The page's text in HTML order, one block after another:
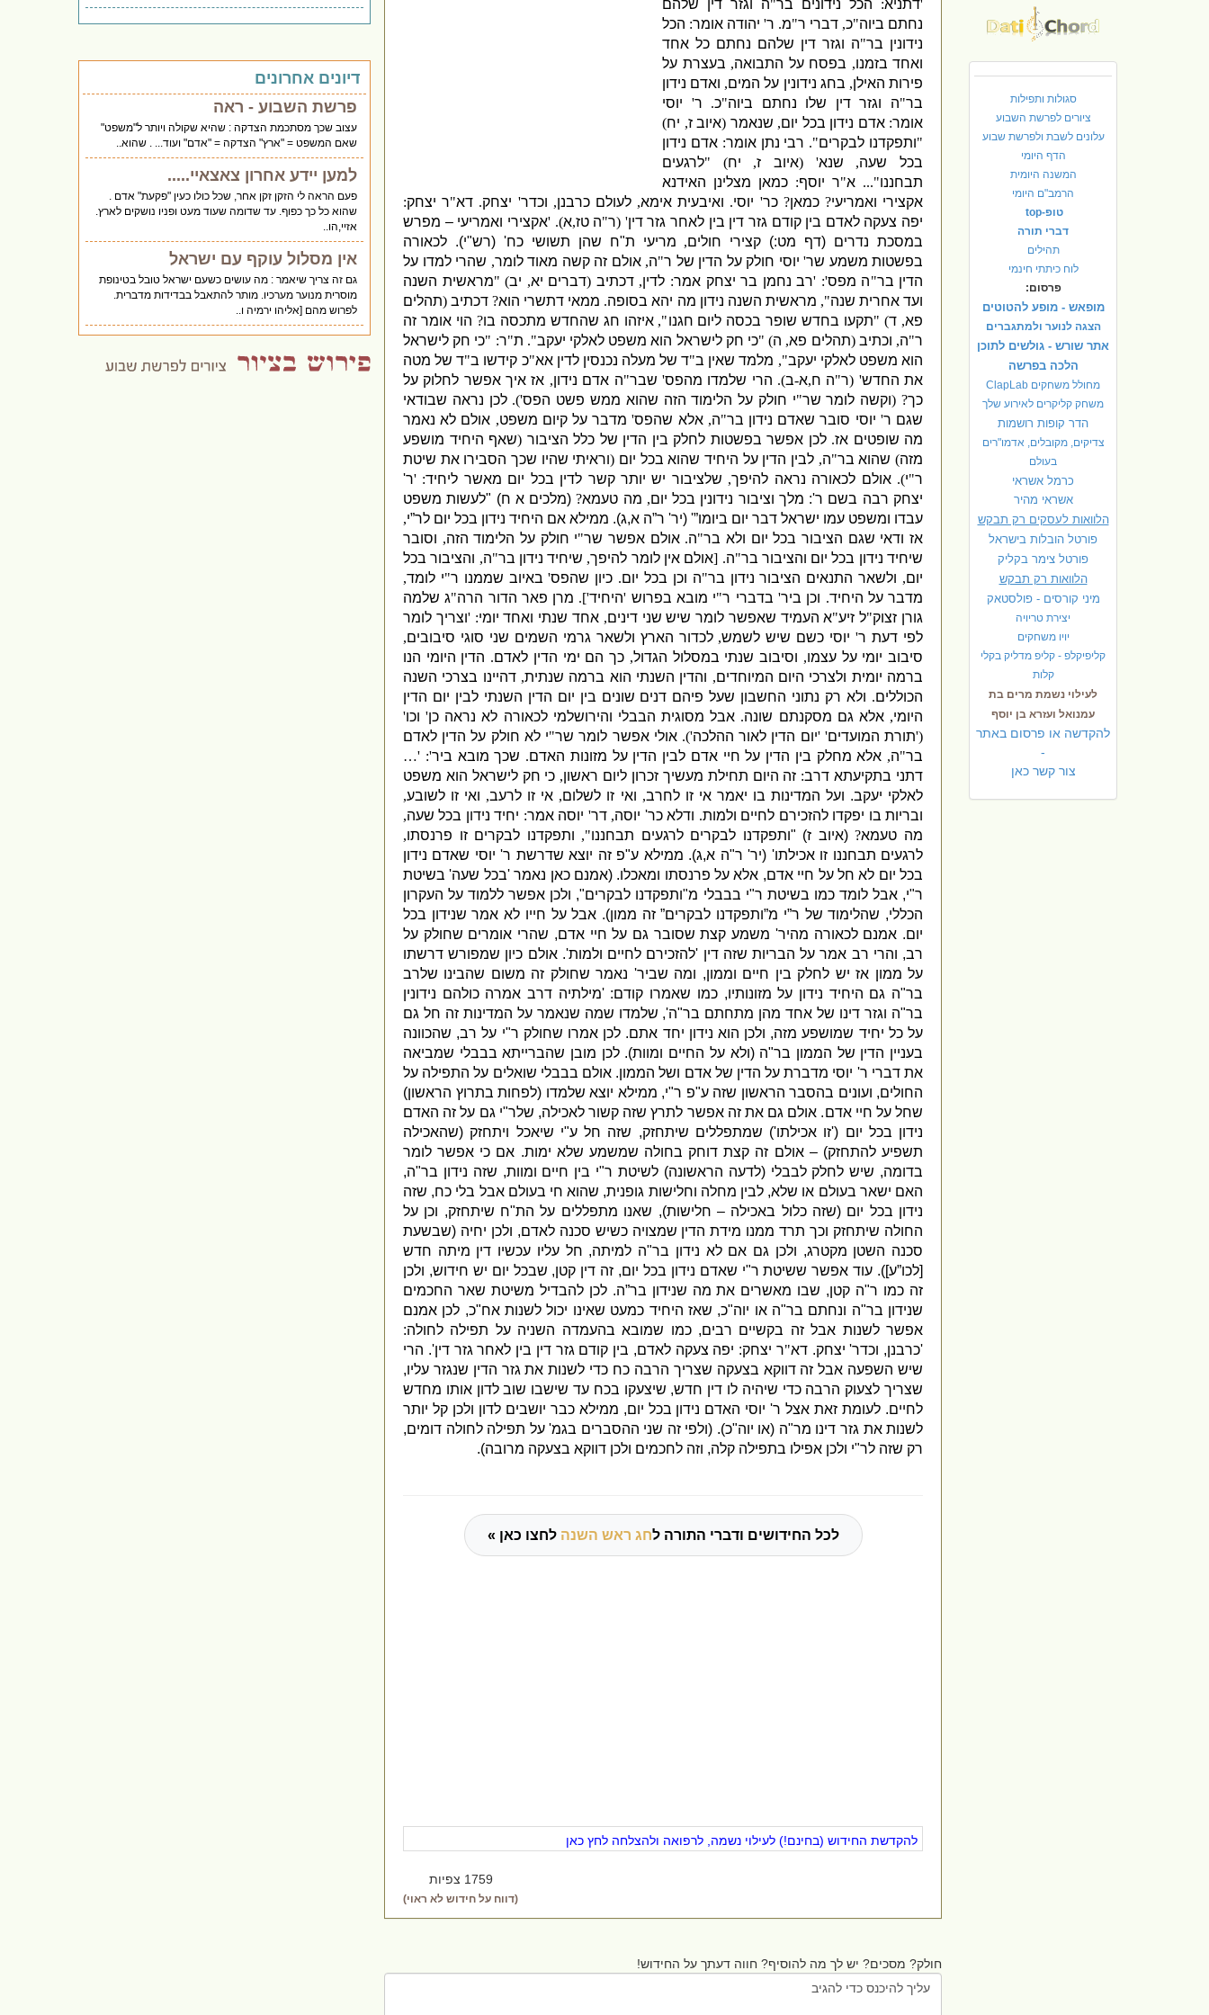
סגולות ותפילות
ציורים לפרשת השבוע
עלונים לשבת ולפרשת שבוע
הדף היומי
המשנה היומית
הרמב"ם היומי
טופ-top
דברי תורה
תהילים
לוח כיתתי חינמי
פרסום:
מופאש - מופע להטוטים
הצגה לנוער ולמתגברים
אתר שורש - גולשים לתוכן
הלכה בפרשה
מחולל משחקים ClapLab
משחק קליקרים לאירוע שלך
הדר קופות רושמות
צדיקים, מקובלים, אדמו"רים
בעולם
כרמל אשראי
אשראי מהיר
הלוואות לעסקים רק תבקש
פורטל הובלות בישראל
פורטל צימר בקליק
הלוואות רק תבקש
מיני קורסים - פולסטאק
יצירת טריויה
יויו משחקים
קליפיקלפ - קליפ מדליק בקלי
קלות
לעילוי נשמת מרים בת
עמנואל ועזרא בן יוסף
להקדשה או פרסום באתר
-
צור קשר כאן
'דתניא: הכל נידונים בר"ה וגזר דין שלהם
נחתם ביוה"כ, דברי ר"מ. ר' יהודה אומר: הכל
נידונין בר"ה וגזר דין שלהם נחתם כל אחד
ואחד בזמנו, בפסח על התבואה, בעצרת על
פירות האילן, בחג נידונין על המים, ואדם נידון
בר"ה וגזר דין שלו נחתם ביוה"כ. ר'
יוסי
אומר:אדם נידון בכל יום, שנאמר (איוב ז, יח)
"ותפקדנו לבקרים". רבי נתן אומר:אדם נידון
בכל שעה, שנא' (איוב ז, יח) "לרגעים
תבחננו"... א"ר יוסף: כמאן מצלינן האידנא
אקצירי ואמריעי?כמאן?כר' יוסי. ואיבעית אימא,לעולם כרבנן, וכדר' יצחק. דא"ר יצחק:
יפה צעקה לאדם בין קודם גזר דין בין לאחר גזר דין' (ר"ה טז,א). 'אקצירי ואמריעי – מפרש
במסכת נדרים (דף מט:
) קצירי חולים, מריעי ת"ח שהן תשושי כח' (רש"י). לכאורה
בפשטות משמע שר' יוסי חולק על הדין של ר"ה,אולם זה קשה מאוד לומר, שהרי למדו על
הדין בר"ה מפס': 'רב נחמן בר יצחק אמר: לדין,דכתיב (דברים יא, יב) "מראשית השנה
ועד אחרית שנה", מראשית השנה נידון מה יהא בסופה. ממאי דתשרי הוא? דכתיב (תהלים
פא, ד) "תקעו בחדש שופר בכסה ליום חגנו",איזהו חג שהחדש מתכסה בו? הוי אומר זה
ר"ה, וכתיב(תהלים פא, ה) "כי חק לישראל הוא משפט לאלקי יעקב". ת"ר: "כי חק לישראל
הוא משפט לאלקי יעקב", מלמד שאין ב"ד של מעלה נכנסין לדין אא"כ קידשו ב"ד של מטה
את החדש' (ר"ה ח,א-ב). הרי שלמדו מהפס' שבר"ה אדם נידון, אז איך אפשר לחלוק על
כך? (וקשה לומר שר"י חולק על הלימוד הזה שהוא ממש פשט הפס').לכן נראה שבודאי
שגם ר' יוסי סובר שאדם נידון בר"ה,אלא שהפס' מדבר על קיום משפט, אולם לא נאמר
מה שופטים אז.לכן אפשר בפשטות לחלק בין הדין של כלל הציבור (שאף היחיד מושפע
מזה) שהוא בר"ה, לבין הדין על היחיד שהוא בכל יום (וראיתי שהיו שכך הסבירו את שיטת
ר"י).אולם לכאורה נראה להיפך, שלציבור יש יותר קשר לדין בכל יום מאשר ליחיד: 'ר'
יצחק רבה בשם ר': מלך וציבור נידונין בכל יום, מה טעמא?
(מלכים א ח) "לעשות משפט
עבדו ומשפט עמו ישראל דבר יום ביומו”' (יר' ר”ה א,ג)
. ממילא אם היחיד נידון בכל יום לר”י,
אז ודאי שגם הציבור בכל יום ולא בר"ה.אולם אפשר שר"י חולק על הלימוד הזה, וסובר
שיחיד נידון בכל יום והציבור בר"ה. [אולם אין לומר להיפך, שיחיד נידון בר"ה, והציבור בכל
יום, ולשאר התנאים הציבור נידון בר"ה וכן בכל יום. כיון שהפס' באיוב שממנו ר"י לומד,
מדבר על היחיד. וכן ביר' בדברי ר"י מובא בפרוש 'היחיד']. מרן פאר הדור הרה"ג שלמה
גורן זצוק"ל זיע"א העמיד שאפשר לומר שיש שני דינים,אחד שנתי ואחד יומי: 'וצריך לומר
לפי דעת ר' יוסי כשם שיש לשמש,לכדור הארץ ולשאר גרמי השמים שני סוגי סיבובים,
סיבוב יומי על עצמו, וסיבוב שנתי במסלול הגדול, כך הם ימי הדין לאדם. הדין היומי הנו
ברמה יומית ולצרכי היום המיוחדים, והדין השנתי הוא ברמה שנתית,דהיינו בצרכי השנה
הכוללים. ולא רק נתוני החשבון שעל פיהם דנים שונים בין יום הדין השנתי לבין יום הדין
היומי,אלא גם מסקנתם שונה. אבל מסוגית הבבלי והירושלמי לכאורה לא נראה כן' וכו'
('תורת המועדים' 'יום הדין לאור ההלכה').אולי אפשר לומר שר"י לא חולק על הדין לאדם
בר"ה, אלא מחלק בין הדין על חיי אדם לבין הדין על מזונות האדם. שכך מובא ביר': '…
דתני בתקיעתא דרב: זה היום תחילת מעשיך זכרון ליום ראשון, כי חק לישראל הוא משפט
לאלקי יעקב. ועל המדינות בו יאמר אי זו לחרב, ואי זו לשלום, אי זו לרעב, ואי זו לשובע,
ובריות בו יפקדו להזכירם לחיים ולמות. ודלא כר' יוסה,דר' יוסה אמר: יחיד נידון בכל שעה,
מה טעמא?
(איוב ז) "ותפקדנו לבקרים לרגעים תבחננו", ותפקדנו לבקרים זו פרנסתו,
לרגעים תבחננו זו אכילתו' (יר' ר"ה א,ג). ממילא ע"פ זה יוצא שדרשת ר' יוסי שאדם נידון
בכל יום לא חל על חיי אדם, אלא על פרנסתו ומאכלו. (אמנם כאן נאמר'בכל שעה' בשיטת
ר"י,אבל לומד כמו בשיטת ר"י בבבלי מ"ותפקדנו לבקרים", ולכן אפשר ללמוד על העקרון
הכללי, שהלימוד של ר”י מ”ותפקדנו לבקרים” זה ממון). אבל על חייו לא אמר שנידון בכל
יום. אמנם לכאורה מהיר' משמע קצת שסובר גם על חיי אדם, שהרי אומרים שחולק על
רב, והרי רב אמר על הבריות שזה דין 'להזכירם לחיים ולמות'.אולם כיון שמפורש דרשתו
על ממון אז יש לחלק בין חיים וממון, ומה שביר' נאמר שחולק זה משום שהבינו שלרב
בר"ה גם היחיד נידון על מזונותיו,כמו שאמרו קודם: 'מילתיה דרב אמרה כולהם נידונין
בר"ה וגזר דינו של אחד מהן מתחתם בר"ה', שלמדו שמה שנאמר על המדינות זה חל גם
על כל יחיד שמושפע מזה, ולכן הוא נידון יחד אתם. לכן אמרו שחולק ר"י על רב, שהכוונה
בעניין הדין של הממון בר"ה(ולא על החיים ומוות).לכן מובן שהברייתא בבבלי שמביאה
את דברי ר' יוסי מדברת על הדין של אדם ושל הממון.אולם בבבלי שואלים על התפילה על
החולים, ועונים בהסבר הראשון שזה ע"פ ר"י, ממילא יוצא שלמדו (לפחות בתרוץ הראשון)
שחל על חיי אדם. אולם גם את זה אפשר לתרץ שזה קשור לאכילה, שלר"י גם על זה האדם
נידון בכל יום ('זו אכילתו') שמתפללים שיתחזק, שזה חל ע"י שיאכל ויתחזק (שהאכילה
תשפיע להתחזק) –אולם זה קצת דוחק בחולה שמשמע שלא ימות. אם כי אפשר לומר
בדומה, שיש לחלק לבבלי(לדעה הראשונה)לשיטת ר"י בין חיים ומוות, שזה נידון בר"ה,
האם ישאר בעולם או שלא, לבין מחלה וחלישות גופנית, שהוא חי בעולם אבל בלי כח, שזה
נידון בכל יום(שזה כלול באכילה – חלישות), שאנו מתפללים על הת"ח שיתחזק, וכן על
החולה שיתחזק וכך תרד ממנו מידת הדין שמצויה כשיש סכנה לאדם, ולכן יחיה (שבשעת
סכנה השטן מקטרג, ולכן גם אם לא נידון בר"ה למיתה, חל עליו עכשיו דין מיתה חדש
[לכו”ע]). עוד אפשר ששיטת ר"י שאדם נידון בכל יום, זה דין קטן, שבכל יום יש חידוש, ולכן
זה כמו ר"ה קטן, שבו מאשרים את מה שנידון בר”ה.לכן להבדיל משיטת שאר החכמים
שנידון בר"ה ונחתם בר"ה או יוה"כ, שאז היחיד כמעט שאינו יכול לשנות אח"כ, לכן אמנם
אפשר לשנות אבל זה בקשיים רבים,כמו שמובא בהעמדה השניה על תפילה לחולה:
'כרבנן, וכדר' יצחק.דא"ר יצחק: יפה צעקה לאדם, בין קודם גזר דין בין לאחר גזר דין'. הרי
שיש השפעה אבל זה דווקא בצעקה שצריך הרבה כח כדי לשנות את גזר הדין שנגזר עליו,
שצריך לצעוק הרבה כדי שיהיה לו דין חדש, שיצעקו בכח עד שישבו שוב לדון אותו מחדש
לחיים. לעומת זאת אצל ר' יוסי האדם נידון בכל יום, ממילא כבר יושבים לדון ולכן קל יותר
לשנות את גזר דינו מר"ה (או יוה"כ). (ולפי זה שני ההסברים בגמ'על תפילה לחולה דומים,
רק שזה לר"י ולכן אפילו בתפילה קלה, וזה לחכמים ולכן דווקא בצעקה מרובה).
לכל החידושים ודברי התורה לחג ראש השנה לחצו כאן »
להקדשת החידוש (בחינם!) לעילוי נשמה, לרפואה ולהצלחה לחץ כאן
1759 צפיות
(דווח על חידוש לא ראוי)
חולק? מסכים? יש לך מה להוסיף? חווה דעתך על החידוש!
דיונים אחרונים
פרשת השבוע - ראה
עצוב שכך מסתכמת הצדקה : שהיא שקולה ויותר ל"משפט"
שאם המשפט = "ארץ" הצדקה = "אדם" ועוד... . שהוא..
למען יידע אחרון צאצאיי.....
פעם הראה לי הזקן זקן אחר, שכל כולו כעין "פקעת" אדם .
שהוא כל כך כפוף. עד שדומה שעוד מעט ופניו נושקים לארץ.
אזיי,הו..
אין מסלול עוקף עם ישראל
גם זה צריך שיאמר : מה עושים כשעם ישראל טובל בטינופת
מוסרית מנוער מערכיו. מותר להתאבל בבדידות מדברית.
לפרוש מהם [אליהו ירמיה ו..